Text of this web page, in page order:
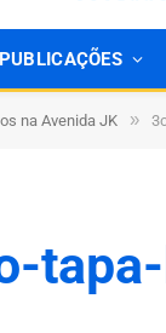
PUBLICAÇÕES
na Avenida JK »